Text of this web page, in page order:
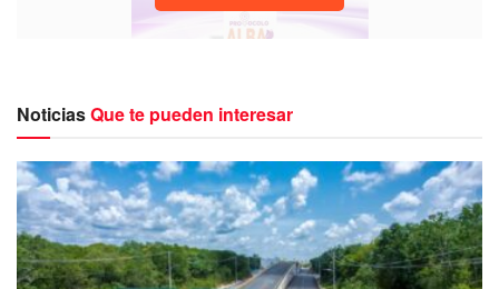
NoticiasQue te pueden interesar